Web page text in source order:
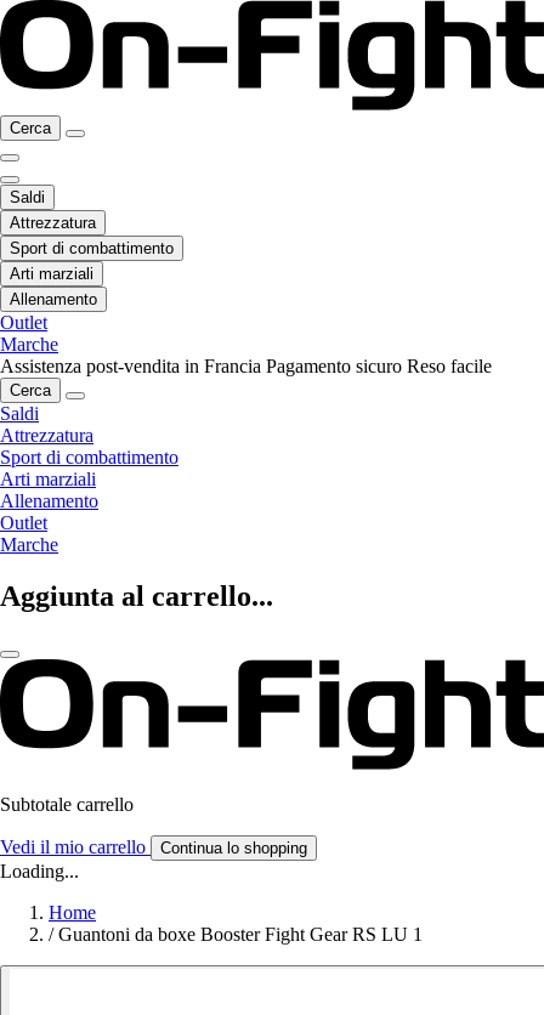
Cerca
Saldi
Attrezzatura
Sport di combattimento
Arti marziali
Allenamento
Outlet
Marche
Assistenza post-vendita in Francia Pagamento sicuro Reso facile
Cerca
Saldi
Attrezzatura
Sport di combattimento
Arti marziali
Allenamento
Outlet
Marche
Aggiunta al carrello...
Subtotale carrello
Vedi il mio carrello Continua lo shopping
Loading...
Home
/ Guantoni da boxe Booster Fight Gear RS LU 1